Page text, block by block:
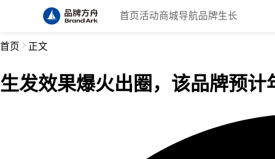
首页 活动商城导航品牌生长
首页 正文
生发效果爆火出圈，该品牌预计